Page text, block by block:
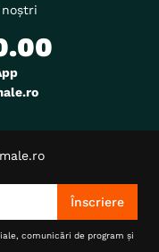
Înscriere
comunicări de program și